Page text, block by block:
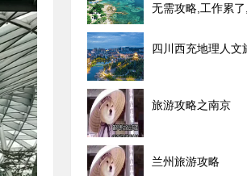
无需攻略,工作累了
四川西充地理人文
旅游攻略之南京
兰州旅游攻略